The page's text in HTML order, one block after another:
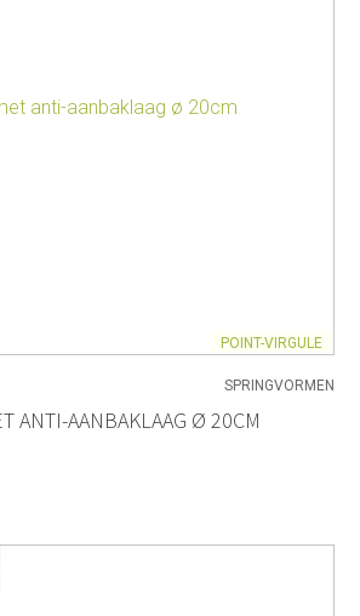
POINT-VIRGULE
SPRINGVORMEN
ANTI-AANBAKLAAG Ø 20CM